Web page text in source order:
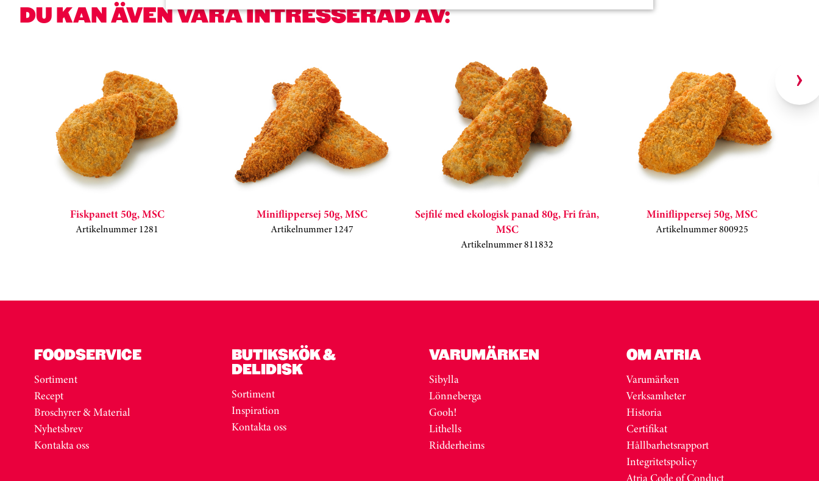
DU KAN ÄVEN VARA INTRESSERAD AV:
Fiskpanett 50g, MSC
Artikelnummer 1281
Miniflippersej 50g, MSC
Artikelnummer 1247
Sejfilé med ekologisk panad 80g, Fri från,
MSC
Artikelnummer 811832
Miniflippersej 50g, MSC
Artikelnummer 800925
FOODSERVICE
Sortiment
Recept
Broschyrer & Material
Nyhetsbrev
Kontakta oss
BUTIKSKÖK &
DELIDISK
Sortiment
Inspiration
Kontakta oss
VARUMÄRKEN
Sibylla
Lönneberga
Gooh!
Lithells
Ridderheims
OM ATRIA
Varumärken
Verksamheter
Historia
Certifikat
Hållbarhetsrapport
Integritetspolicy